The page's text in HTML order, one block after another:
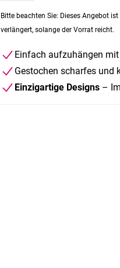
Bitte beachten Sie: Dieses Angebot
verlängert, solange der Vorrat reicht.
Einfach aufzuhängen
Gestochen scharfes und
Einzigartige Designs–